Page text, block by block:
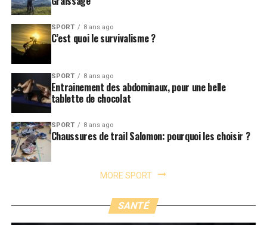
SPORT 8 ans ago
C’est quoi le survivalisme ?
SPORT 8 ans ago
Entrainement des abdominaux, pour une belle
tablette de chocolat
SPORT 8 ans ago
Chaussures de trail Salomon: pourquoi les choisir ?
MORE SPORT
SANTÉ